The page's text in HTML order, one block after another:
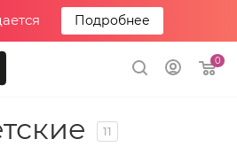
Подробнее
0
11